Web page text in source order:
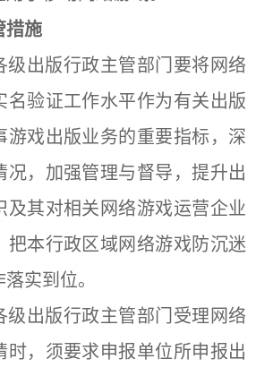
施
出版行政主管部门要将网络
名验证工作水平作为有关出版
游戏出版业务的重要指标，深
况，加强管理与督导，提升出
及其对相关网络游戏运营企业
把本行政区域网络游戏防沉迷
实到位。
出版行政主管部门受理网络
时，须要求申报单位所申报出